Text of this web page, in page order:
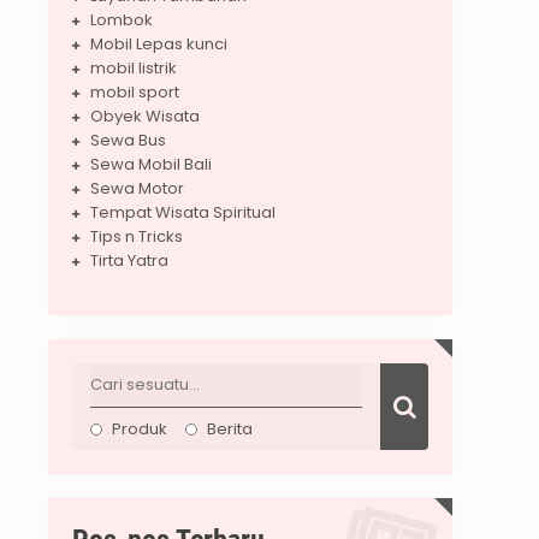
Lombok
Mobil Lepas kunci
mobil listrik
mobil sport
Obyek Wisata
Sewa Bus
Sewa Mobil Bali
Sewa Motor
Tempat Wisata Spiritual
Tips n Tricks
Tirta Yatra
Produk Berita